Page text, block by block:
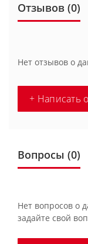
Отзывов (0)
Нет отзывов о
+ Написать
Вопросы (0)
Нет вопросов о
задайте свой